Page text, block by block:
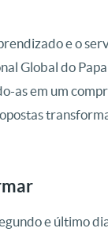
e o
Global do
as em um
e último